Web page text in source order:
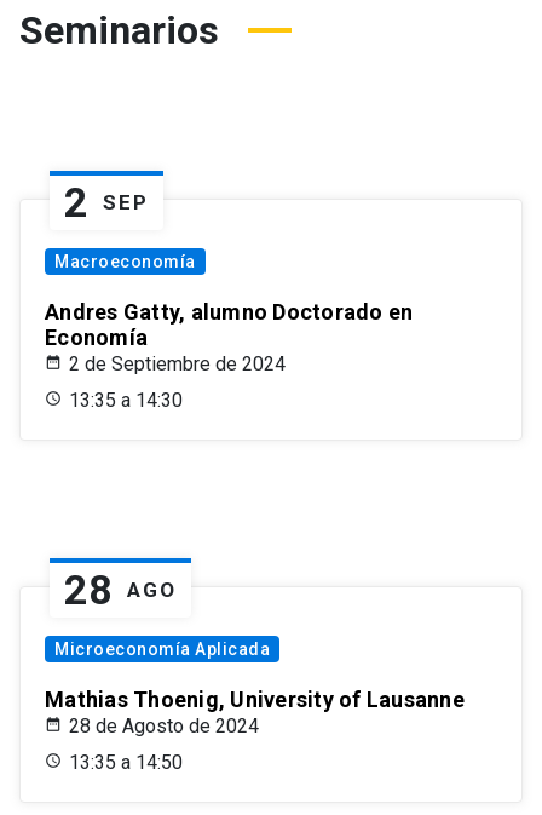
Seminarios
2 SEP
Macroeconomía
Andres Gatty, alumno Doctorado en
Economía
2 de Septiembre de 2024
13:35 a 14:30
28 AGO
Microeconomía Aplicada
Mathias Thoenig, University of Lausanne
28 de Agosto de 2024
13:35 a 14:50